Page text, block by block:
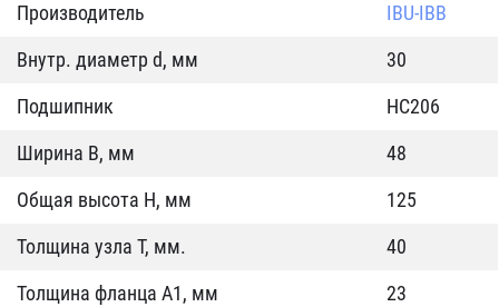
Производитель
IBU-IBB
Внутр. диаметр d, мм
30
Подшипник
HC206
Ширина B, мм
48
Общая высота H, мм
125
Толщина узла T, мм.
40
Толщина фланца А1, мм
23